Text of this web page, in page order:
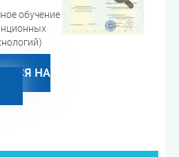
обучение
НА